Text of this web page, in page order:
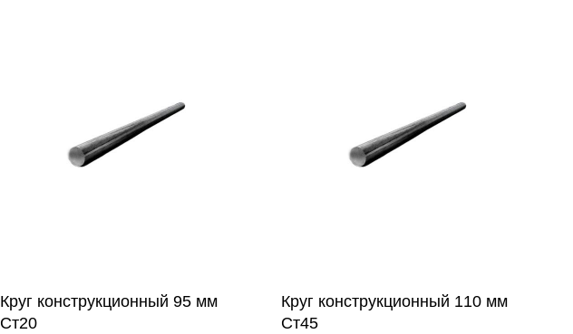
Круг конструкционный 95 мм
Ст20
Круг конструкционный 110 мм
Ст45